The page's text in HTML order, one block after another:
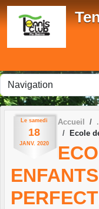
Le samedi
18
JANV. 2020
Accueil
Ecole
Panneau de gestion